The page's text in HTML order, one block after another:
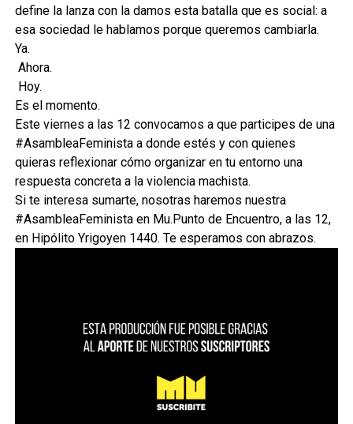
define la lanza con la damos esta batalla que es social: a
esa sociedad le hablamos porque queremos cambiarla.
Ya.
Ahora.
Hoy.
Es el momento.
Este viernes a las 12 convocamos a que participes de una
#AsambleaFeminista a donde estés y con quienes
quieras reflexionar cómo organizar en tu entorno una
respuesta concreta a la violencia machista.
Si te interesa sumarte, nosotras haremos nuestra
#AsambleaFeminista en Mu.Punto de Encuentro, a las 12,
en Hipólito Yrigoyen 1440. Te esperamos con abrazos.